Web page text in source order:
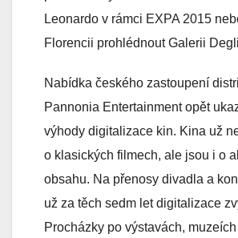
Leonardo v rámci EXPA 2015
Florencii prohlédnout Galerii
Nabídka českého zastoupení
Pannonia Entertainment opět
výhody digitalizace kin. Kina už
o klasických filmech, ale jsou i o
obsahu. Na přenosy divadla a
už za těch sedm let digitalizace
Procházky po výstavách,